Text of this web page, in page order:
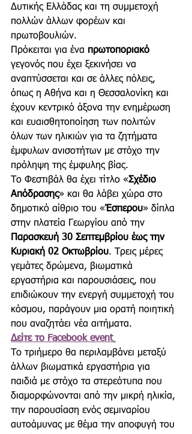
Δυτικής Ελλάδας και τη συμμετοχή
πολλών άλλων φορέων και
πρωτοβουλιών.
Πρόκειται για ένα πρωτοποριακό
γεγονός που έχει ξεκινήσει να
αναπτύσσεται και σε άλλες πόλεις,
όπως η Αθήνα και η Θεσσαλονίκη και
έχουν κεντρικό άξονα την ενημέρωση
και ευαισθητοποίηση των πολιτών
όλων των ηλικιών για τα ζητήματα
έμφυλων ανισοτήτων με στόχο την
πρόληψη της έμφυλης βίας.
Το Φεστιβάλ θα έχει τίτλο «Σχέδιο
Απόδρασης» και θα λάβει χώρα στο
δημοτικό αίθριο του «Έσπερου» δίπλα
στην πλατεία Γεωργίου από την
Παρασκευή 30 Σεπτεμβρίου έως την
Κυριακή 02 Οκτωβρίου. Τρεις μέρες
γεμάτες δρώμενα, βιωματικά
εργαστήρια και παρουσιάσεις, που
επιδιώκουν την ενεργή συμμετοχή του
κόσμου, παράγουν μια ορατή ποιητική
που αναζητάει νέα αιτήματα.
Δείτε το Facebook event
Το τριήμερο θα περιλαμβάνει μεταξύ
άλλων βιωματικά εργαστήρια για
παιδιά με στόχο τα στερεότυπα που
διαμορφώνονται από την μικρή ηλικία,
την παρουσίαση ενός σεμιναρίου
αυτοάμυνας με θέμα την αποφυγή του